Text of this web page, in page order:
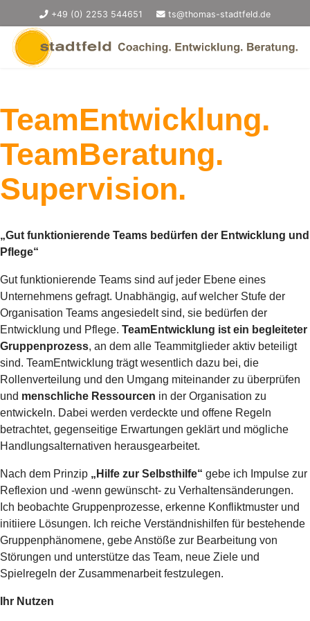
+49 (0) 2253 544651 ts@thomas-stadtfeld.de
TeamEntwicklung.
TeamBeratung.
Supervision.
„Gut funktionierende Teams bedürfen der Entwicklung und
Pflege“
Gut funktionierende Teams sind auf jeder Ebene eines
Unternehmens gefragt. Unabhängig, auf welcher Stufe der
Organisation Teams angesiedelt sind, sie bedürfen der
Entwicklung und Pflege. TeamEntwicklung ist ein begleiteter
Gruppenprozess, an dem alle Teammitglieder aktiv beteiligt
sind. TeamEntwicklung trägt wesentlich dazu bei, die
Rollenverteilung und den Umgang miteinander zu überprüfen
und menschliche Ressourcen in der Organisation zu
entwickeln. Dabei werden verdeckte und offene Regeln
betrachtet, gegenseitige Erwartungen geklärt und mögliche
Handlungsalternativen herausgearbeitet.
Nach dem Prinzip „Hilfe zur Selbsthilfe“ gebe ich Impulse zur
Reflexion und -wenn gewünscht- zu Verhaltensänderungen.
Ich beobachte Gruppenprozesse, erkenne Konfliktmuster und
initiiere Lösungen. Ich reiche Verständnishilfen für bestehende
Gruppenphänomene, gebe Anstöße zur Bearbeitung von
Störungen und unterstütze das Team, neue Ziele und
Spielregeln der Zusammenarbeit festzulegen.
Ihr Nutzen